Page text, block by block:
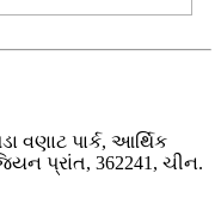
પાર્ક, આર્થિક
પ્રાંત, 362241, ચીન.